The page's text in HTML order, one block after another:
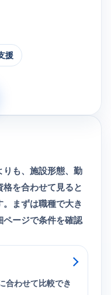
援
りも、施設形態、勤
を合わせて見ると
。まずは職種で大き
ページで条件を確認
合わせて比較でき